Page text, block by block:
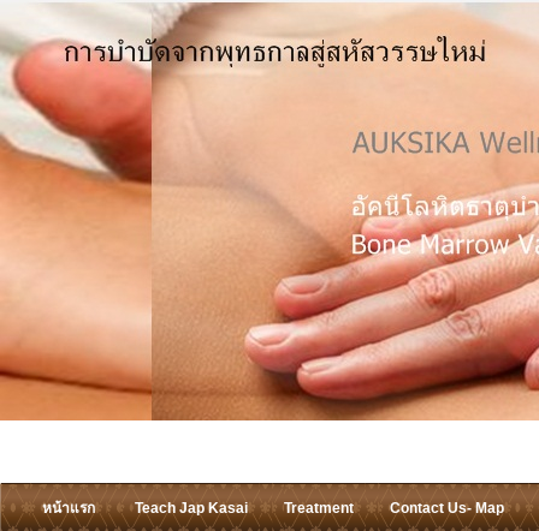
หน้าแรก Teach Jap Kasai Treatment Contact Us- Map